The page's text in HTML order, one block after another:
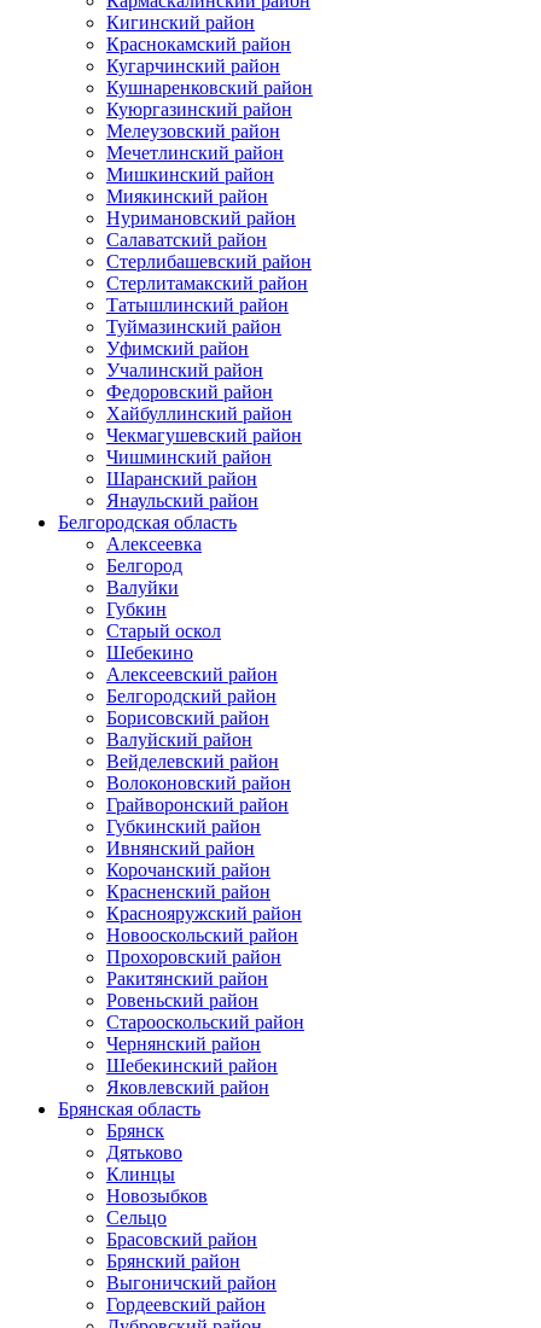
Кигинский район
Краснокамский район
Кугарчинский район
Кушнаренковский район
Куюргазинский район
Мелеузовский район
Мечетлинский район
Мишкинский район
Миякинский район
Нуримановский район
Салаватский район
Стерлибашевский район
Стерлитамакский район
Татышлинский район
Туймазинский район
Уфимский район
Учалинский район
Федоровский район
Хайбуллинский район
Чекмагушевский район
Чишминский район
Шаранский район
Янаульский район
Белгородская область
Алексеевка
Белгород
Валуйки
Губкин
Старый оскол
Шебекино
Алексеевский район
Белгородский район
Борисовский район
Валуйский район
Вейделевский район
Волоконовский район
Грайворонский район
Губкинский район
Ивнянский район
Корочанский район
Красненский район
Краснояружский район
Новооскольский район
Прохоровский район
Ракитянский район
Ровеньский район
Старооскольский район
Чернянский район
Шебекинский район
Яковлевский район
Брянская область
Брянск
Дятьково
Клинцы
Новозыбков
Сельцо
Брасовский район
Брянский район
Выгоничский район
Гордеевский район